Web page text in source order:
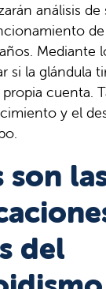
análisis de
Mediante
si la glándula
cuenta.
y el
son
del